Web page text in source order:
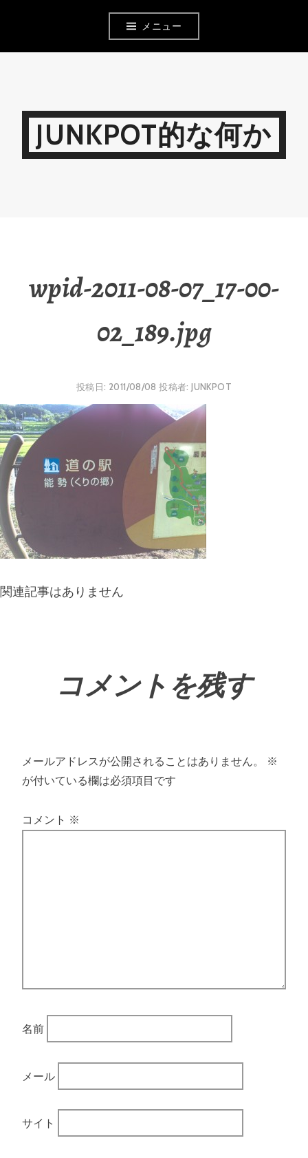
メニュー
JUNKPOT的な何か
wpid-2011-08-07_17-00-
02_189.jpg
投稿日: 2011/08/08 投稿者:JUNKPOT
関連記事はありません
コメントを残す
メールアドレスが公開されることはありません。
※
が付いている欄は必須項目です
コメント ※
名前
メール
サイト